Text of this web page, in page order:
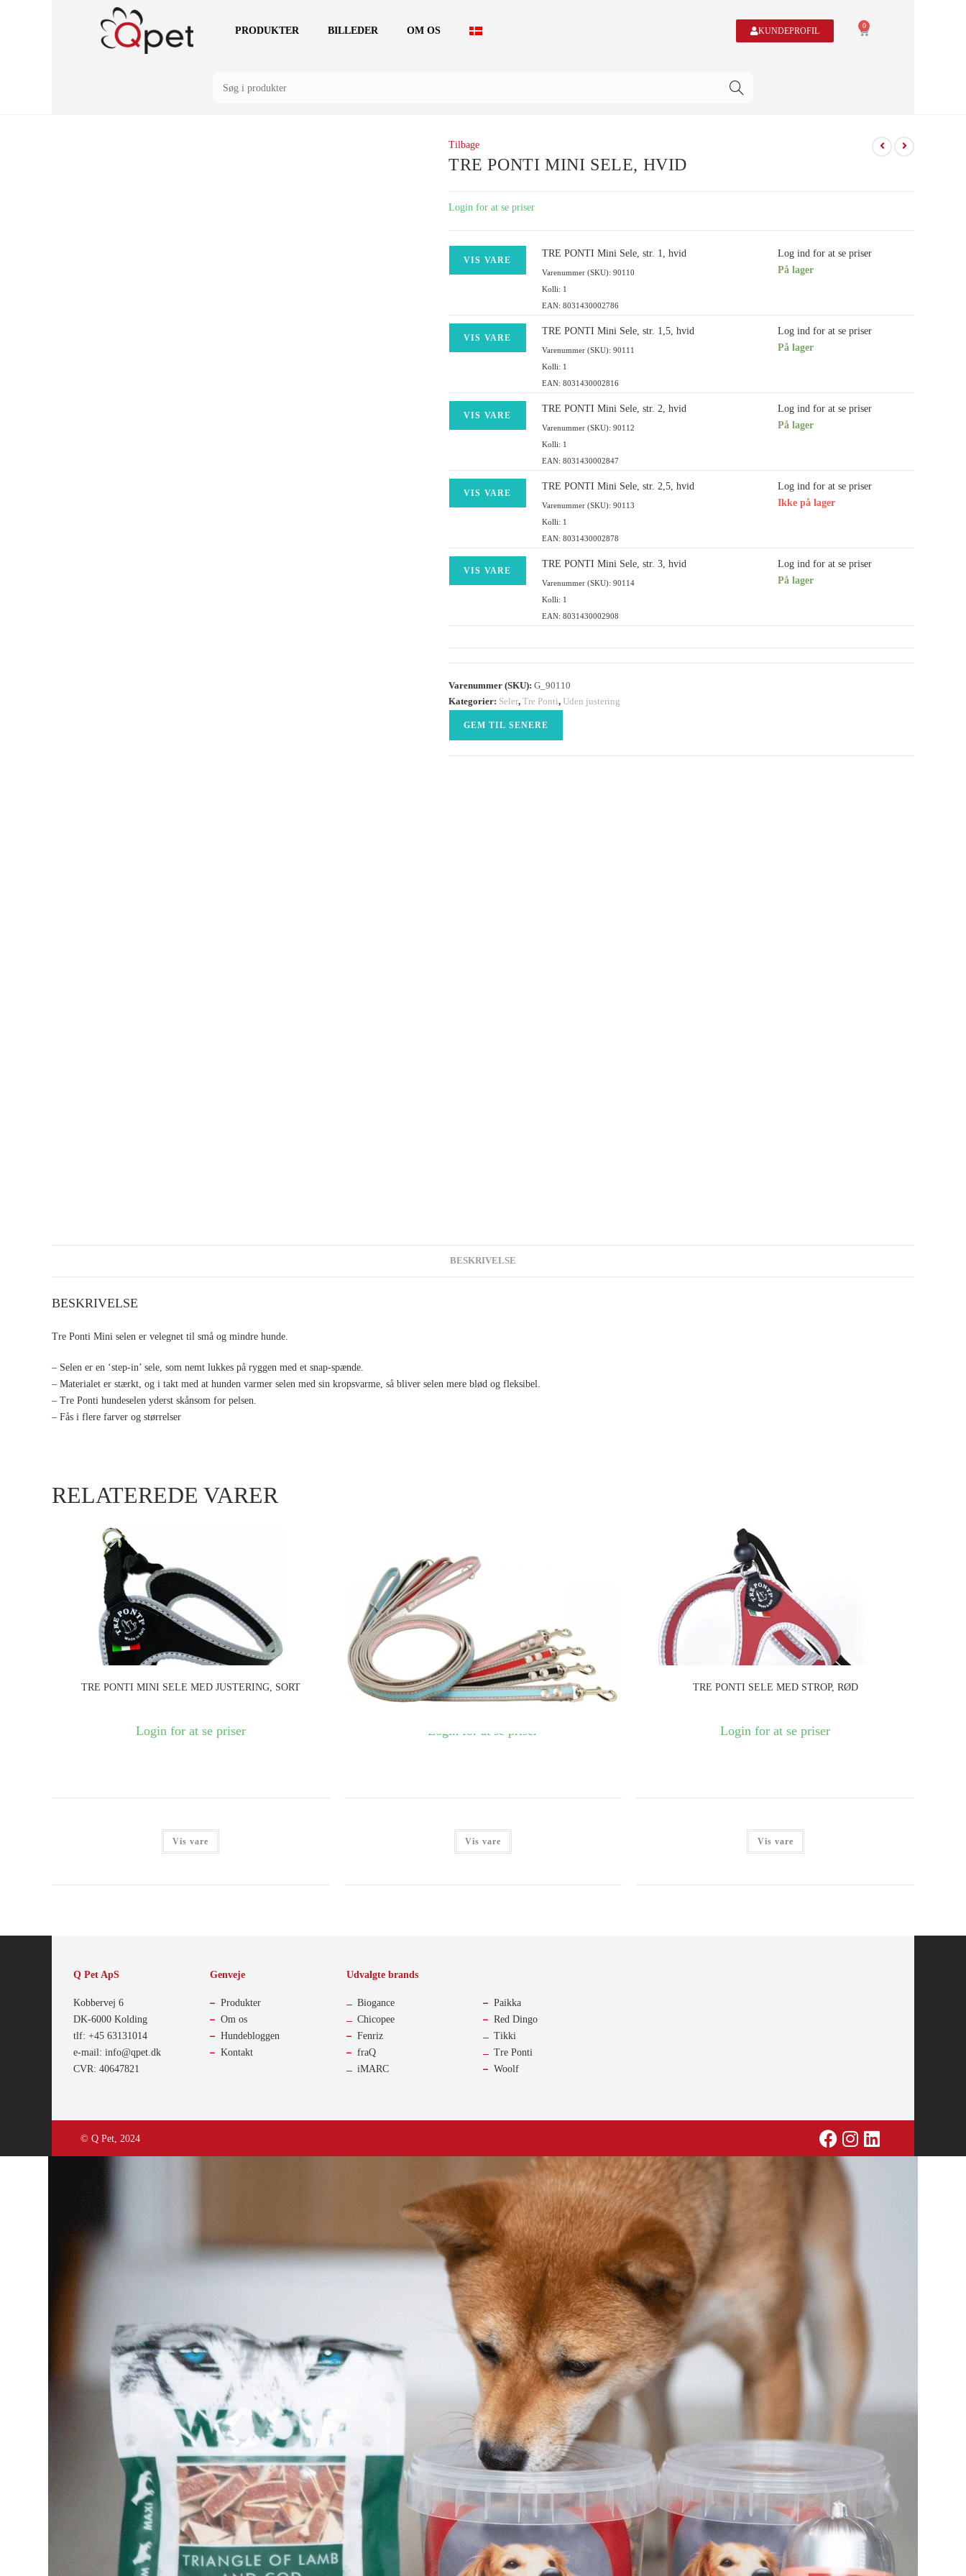
PRODUKTER BILLEDER OM OS KUNDEPROFIL 0
Tilbage
TRE PONTI MINI SELE, HVID
Login for at se priser
VIS VARE
TRE PONTI Mini Sele, str. 1, hvid
Varenummer (SKU): 90110
Kolli: 1
EAN: 8031430002786
Log ind for at se priser
På lager
VIS VARE
TRE PONTI Mini Sele, str. 1,5, hvid
Varenummer (SKU): 90111
Kolli: 1
EAN: 8031430002816
Log ind for at se priser
På lager
VIS VARE
TRE PONTI Mini Sele, str. 2, hvid
Varenummer (SKU): 90112
Kolli: 1
EAN: 8031430002847
Log ind for at se priser
På lager
VIS VARE
TRE PONTI Mini Sele, str. 2,5, hvid
Varenummer (SKU): 90113
Kolli: 1
EAN: 8031430002878
Log ind for at se priser
Ikke på lager
VIS VARE
TRE PONTI Mini Sele, str. 3, hvid
Varenummer (SKU): 90114
Kolli: 1
EAN: 8031430002908
Log ind for at se priser
På lager
Varenummer (SKU): G_90110
Kategorier: Seler, Tre Ponti, Uden justering
GEM TIL SENERE
BESKRIVELSE
BESKRIVELSE
Tre Ponti Mini selen er velegnet til små og mindre hunde.
– Selen er en ‘step-in’ sele, som nemt lukkes på ryggen med et snap-spænde.
– Materialet er stærkt, og i takt med at hunden varmer selen med sin kropsvarme, så bliver selen mere blød og fleksibel.
– Tre Ponti hundeselen yderst skånsom for pelsen.
– Fås i flere farver og størrelser
RELATEREDE VARER
TRE PONTI MINI SELE MED JUSTERING, SORT
Login for at se priser
Vis vare
TRE PONTI FØRERLINE, 110CM, LYSEBLÅ
Login for at se priser
Vis vare
TRE PONTI SELE MED STROP, RØD
Login for at se priser
Vis vare
Q Pet ApS
Kobbervej 6
DK-6000 Kolding
tlf: +45 63131014
e-mail: info@qpet.dk
CVR: 40647821
Genveje
Produkter
Om os
Hundebloggen
Kontakt
Udvalgte brands
Biogance
Chicopee
Fenriz
fraQ
iMARC
Paikka
Red Dingo
Tikki
Tre Ponti
Woolf
© Q Pet, 2024